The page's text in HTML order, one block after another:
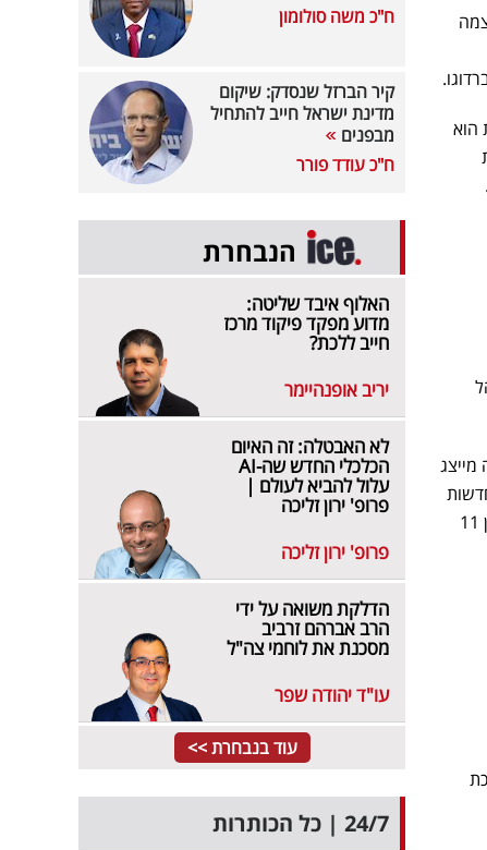
הוא
מייצג
13 לראש בראש מול חדשות 12 בגזרת השבוע, עד למעבר המדובר לתאגיד השידור הציבורי וזינוק של כאן 11
זוכת
ח"כ משה סולומון
קיר הברזל שנסדק: שיקום
מדינת ישראל חייב להתחיל
מבפנים
ח"כ עודד פורר
הנבחרת
האלוף איבד שליטה:
מדוע מפקד פיקוד מרכז
חייב ללכת?
יריב אופנהיימר
לא האבטלה: זה האיום
הכלכלי החדש שה-AI
עלול להביא לעולם |
פרופ' ירון זליכה
פרופ' ירון זליכה
הדלקת משואה על ידי
הרב אברהם זרביב
מסכנת את לוחמי צה"ל
עו"ד יהודה שפר
עוד בנבחרת >>
24/7 | כל הכותרות